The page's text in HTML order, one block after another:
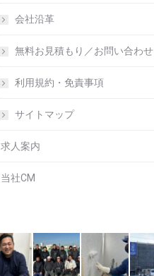
会社沿革
無料お見積もり／お問い合わせ
利用規約・免責事項
サイトマップ
求人案内
当社CM